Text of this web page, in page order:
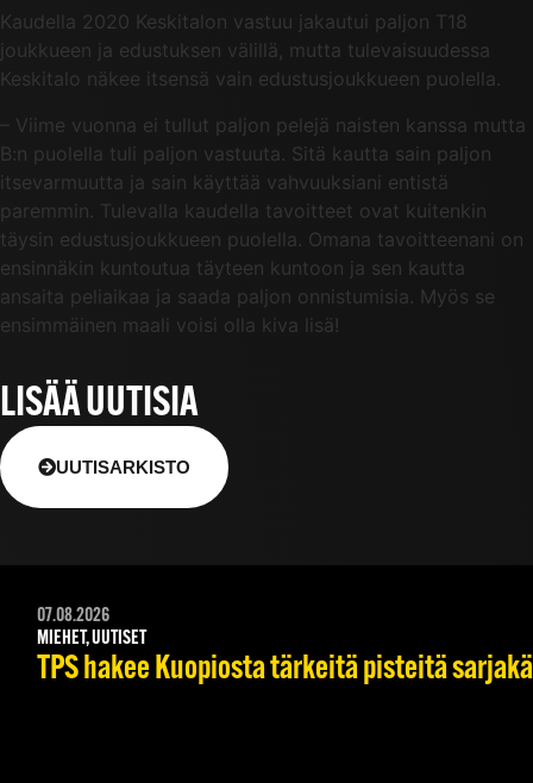
Kaudella 2020 Keskitalon vastuu jakautui paljon T18
joukkueen ja edustuksen välillä, mutta tulevaisuudessa
Keskitalo näkee itsensä vain edustusjoukkueen puolella.
– Viime vuonna ei tullut paljon pelejä naisten kanssa mutta
B:n puolella tuli paljon vastuuta. Sitä kautta sain paljon
itsevarmuutta ja sain käyttää vahvuuksiani entistä
paremmin. Tulevalla kaudella tavoitteet ovat kuitenkin
täysin edustusjoukkueen puolella. Omana tavoitteenani on
ensinnäkin kuntoutua täyteen kuntoon ja sen kautta
ansaita peliaikaa ja saada paljon onnistumisia. Myös se
ensimmäinen maali voisi olla kiva lisä!
LISÄÄ UUTISIA
UUTISARKISTO
07.08.2026
MIEHET, UUTISET
TPS hakee Kuopiosta tärkeitä pisteitä